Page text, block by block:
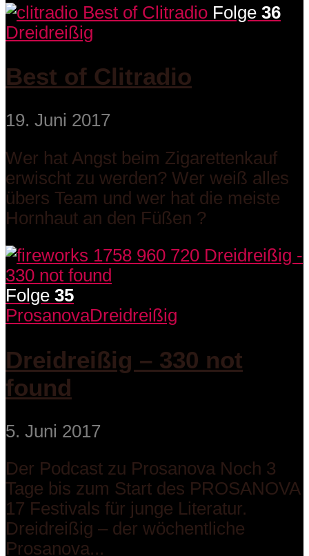
Folge 36
Dreidreißig
Best of Clitradio
19. Juni 2017
Wer hat Angst beim Zigarettenkauf
erwischt zu werden? Wer weiß alles
übers Team und wer hat die meiste
Hornhaut an den Füßen ?
Folge 35
ProsanovaDreidreißig
Dreidreißig – 330 not
found
5. Juni 2017
Der Podcast zu Prosanova Noch 3
Tage bis zum Start des PROSANOVA
17 Festivals für junge Literatur.
Dreidreißig – der wöchentliche
Prosanova...